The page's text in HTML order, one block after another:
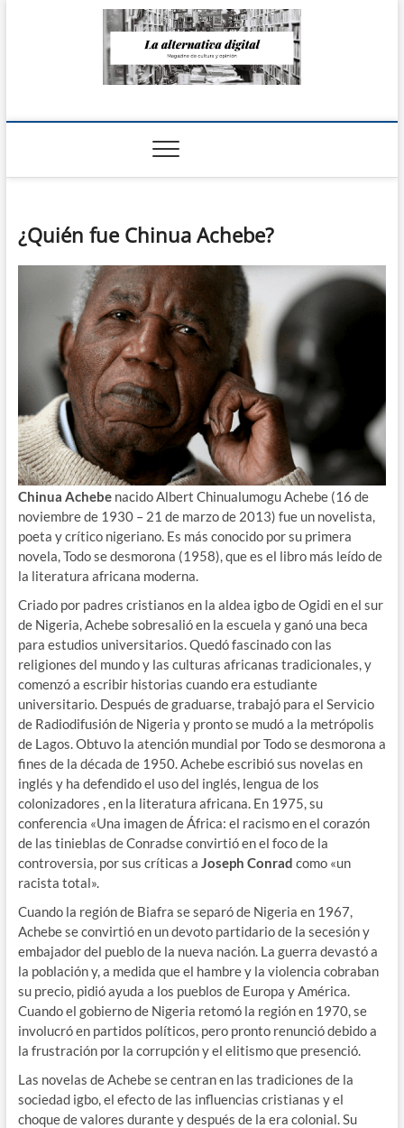
La Alternativa
¿Quién fue Chinua Achebe?
Chinua Achebenacido Albert Chinualumogu Achebe (16 de
noviembre de 1930 – 21 de marzo de 2013) fue un novelista,
poeta y crítico nigeriano. Es más conocido por su primera
novela, Todo se desmorona (1958), que es el libro más leído de
la literatura africana moderna.
Criado por padres cristianos en la aldea igbo de Ogidi en el sur
de Nigeria, Achebe sobresalió en la escuela y ganó una beca
para estudios universitarios. Quedó fascinado con las
religiones del mundo y las culturas africanas tradicionales, y
comenzó a escribir historias cuando era estudiante
universitario. Después de graduarse, trabajó para el Servicio
de Radiodifusión de Nigeria y pronto se mudó a la metrópolis
de Lagos. Obtuvo la atención mundial por Todo se desmorona a
fines de la década de 1950. Achebe escribió sus novelas en
inglés y ha defendido el uso del inglés, lengua de los
colonizadores , en la literatura africana. En 1975, su
conferencia «Una imagen de África: el racismo en el corazón
de las tinieblas de Conradse convirtió en el foco de la
controversia, por sus críticas a Joseph Conrad como «un
racista total».
Cuando la región de Biafra se separó de Nigeria en 1967,
Achebe se convirtió en un devoto partidario de la secesión y
embajador del pueblo de la nueva nación. La guerra devastó a
la población y, a medida que el hambre y la violencia cobraban
su precio, pidió ayuda a los pueblos de Europa y América.
Cuando el gobierno de Nigeria retomó la región en 1970, se
involucró en partidos políticos, pero pronto renunció debido a
la frustración por la corrupción y el elitismo que presenció.
Las novelas de Achebe se centran en las tradiciones de la
sociedad igbo, el efecto de las influencias cristianas y el
choque de valores durante y después de la era colonial. Su